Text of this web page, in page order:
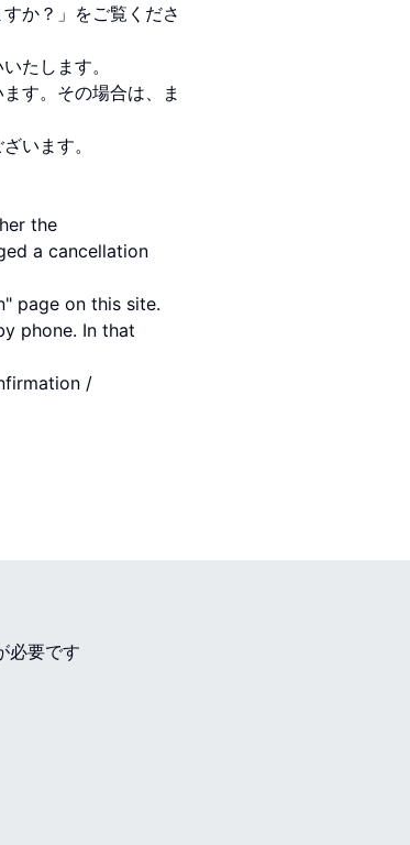
か？」をご覧くださ
たします。
す。その場合は、ま
います。
the
a cancellation
page on this site.
phone. In that
/
必要です